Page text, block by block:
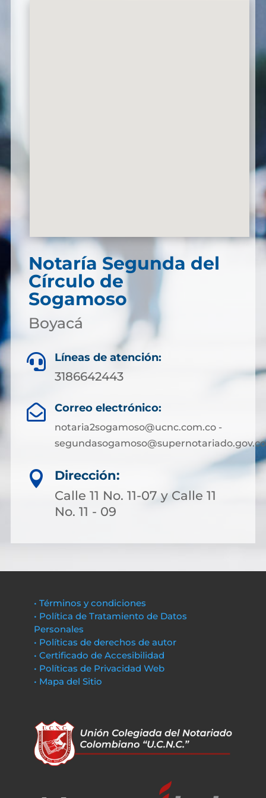
Notaría Segunda del
Círculo de
Sogamoso
Boyacá
 Líneas de atención:
3186642443
 Correo electrónico:
notaria2sogamoso@ucnc.com.co -
segundasogamoso@supernotariado.gov.co

Dirección:
Calle 11 No. 11-07 y Calle 11
No. 11 - 09
• Términos y condiciones
• Política de Tratamiento de Datos
Personales
• Políticas de derechos de autor
• Certificado de Accesibilidad
• Políticas de Privacidad Web
• Mapa del Sitio